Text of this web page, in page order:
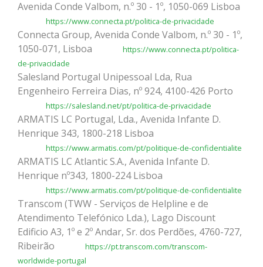
Avenida Conde Valbom, n.º 30 - 1º, 1050-069 Lisboa
https://www.connecta.pt/politica-de-privacidade
Connecta Group, Avenida Conde Valbom, n.º 30 - 1º,
1050-071, Lisboa
https://www.connecta.pt/politica-
de-privacidade
Salesland Portugal Unipessoal Lda, Rua
Engenheiro Ferreira Dias, nº 924, 4100-426 Porto
https://salesland.net/pt/politica-de-privacidade
ARMATIS LC Portugal, Lda., Avenida Infante D.
Henrique 343, 1800-218 Lisboa
https://www.armatis.com/pt/politique-de-confidentialite
ARMATIS LC Atlantic S.A., Avenida Infante D.
Henrique nº343, 1800-224 Lisboa
https://www.armatis.com/pt/politique-de-confidentialite
Transcom (TWW - Serviços de Helpline e de
Atendimento Telefónico Lda.), Lago Discount
Edificio A3, 1º e 2º Andar, Sr. dos Perdões, 4760-727,
Ribeirão
https://pt.transcom.com/transcom-
worldwide-portugal